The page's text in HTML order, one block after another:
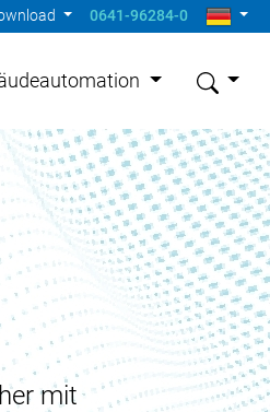
0641-96284-0
mit